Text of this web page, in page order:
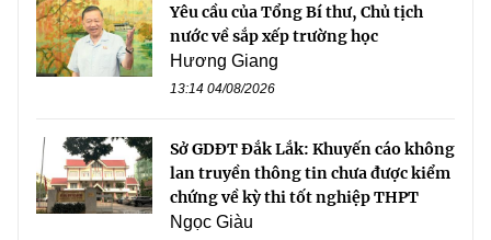
Yêu cầu của Tổng Bí thư, Chủ tịch
nước về sắp xếp trường học
Hương Giang
13:14 04/08/2026
Sở GDĐT Đắk Lắk: Khuyến cáo không
lan truyền thông tin chưa được kiểm
chứng về kỳ thi tốt nghiệp THPT
Ngọc Giàu